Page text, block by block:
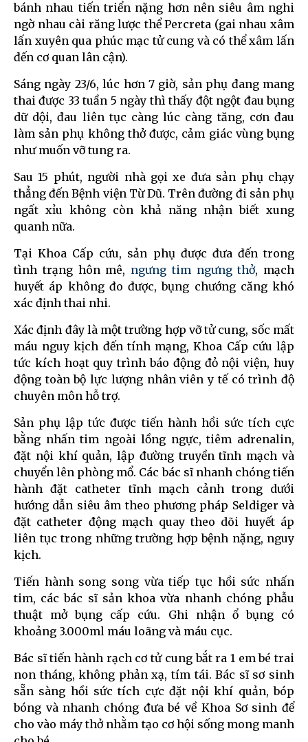
bánh nhau tiến triển nặng hơn nên siêu âm nghi
ngờ nhau cài răng lược thể Percreta (gai nhau xâm
lấn xuyên qua phúc mạc tử cung và có thể xâm lấn
đến cơ quan lân cận).
Sáng ngày 23/6, lúc hơn 7 giờ, sản phụ đang mang
thai được 33 tuần 5 ngày thì thấy đột ngột đau bụng
dữ dội, đau liên tục càng lúc càng tăng, cơn đau
làm sản phụ không thở được, cảm giác vùng bụng
như muốn vỡ tung ra.
Sau 15 phút, người nhà gọi xe đưa sản phụ chạy
thẳng đến Bệnh viện Từ Dũ. Trên đường đi sản phụ
ngất xỉu không còn khả năng nhận biết xung
quanh nữa.
Tại Khoa Cấp cứu, sản phụ được đưa đến trong
tình trạng hôn mê, ngưng tim ngưng thở, mạch
huyết áp không đo được, bụng chướng căng khó
xác định thai nhi.
Xác định đây là một trường hợp vỡ tử cung, sốc mất
máu nguy kịch đến tính mạng, Khoa Cấp cứu lập
tức kích hoạt quy trình báo động đỏ nội viện, huy
động toàn bộ lực lượng nhân viên y tế có trình độ
chuyên môn hỗ trợ.
Sản phụ lập tức được tiến hành hồi sức tích cực
bằng nhấn tim ngoài lồng ngực, tiêm adrenalin,
đặt nội khí quản, lập đường truyền tĩnh mạch và
chuyển lên phòng mổ. Các bác sĩ nhanh chóng tiến
hành đặt catheter tĩnh mạch cảnh trong dưới
hướng dẫn siêu âm theo phương pháp Seldiger và
đặt catheter động mạch quay theo dõi huyết áp
liên tục trong những trường hợp bệnh nặng, nguy
kịch.
Tiến hành song song vừa tiếp tục hồi sức nhấn
tim, các bác sĩ sản khoa vừa nhanh chóng phẫu
thuật mở bụng cấp cứu. Ghi nhận ổ bụng có
khoảng 3.000ml máu loãng và máu cục.
Bác sĩ tiến hành rạch cơ tử cung bắt ra 1 em bé trai
non tháng, không phản xạ, tím tái. Bác sĩ sơ sinh
sẵn sàng hồi sức tích cực đặt nội khí quản, bóp
bóng và nhanh chóng đưa bé về Khoa Sơ sinh để
cho vào máy thở nhằm tạo cơ hội sống mong manh